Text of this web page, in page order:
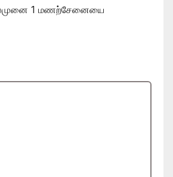
கல்முனை 1 மணற்சேனையை